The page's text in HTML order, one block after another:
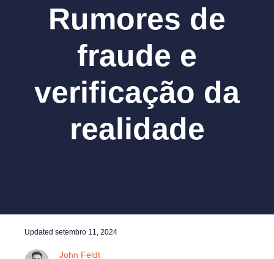
Rumores de
fraude e
verificação da
realidade
Updated setembro 11, 2024
John Feldt